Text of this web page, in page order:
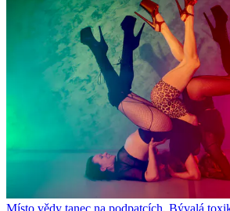
Místo vědy tanec na podpatcích. Bývalá